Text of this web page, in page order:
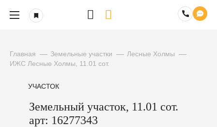
Главная Земельные участки
Лесные Холмы
ИЖС Лесные Холмы, 11.01 сот.
УЧАСТОК
Земельный участок, 11.01 сот.
арт: 16277343